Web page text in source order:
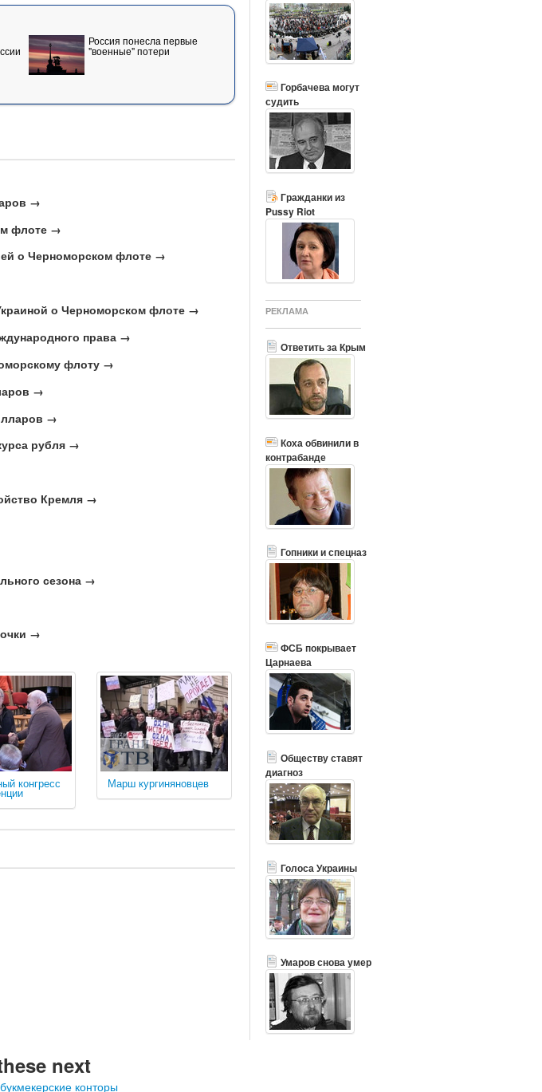
Россия понесла первые
"военные" потери
→
флоте →
о Черноморском флоте →
о Черноморском флоте →
права →
флоту →
→
→
рубля →
Кремля →
сезона →
→
конгресс Марш кургиняновцев
Горбачева могут
судить
Гражданки из
Pussy Riot
РЕКЛАМА
Ответить за Крым
Коха обвинили в
контрабанде
Гопники и спецназ
ФСБ покрывает
Царнаева
Обществу ставят
диагноз
Голоса Украины
Умаров снова умер
next
конторы